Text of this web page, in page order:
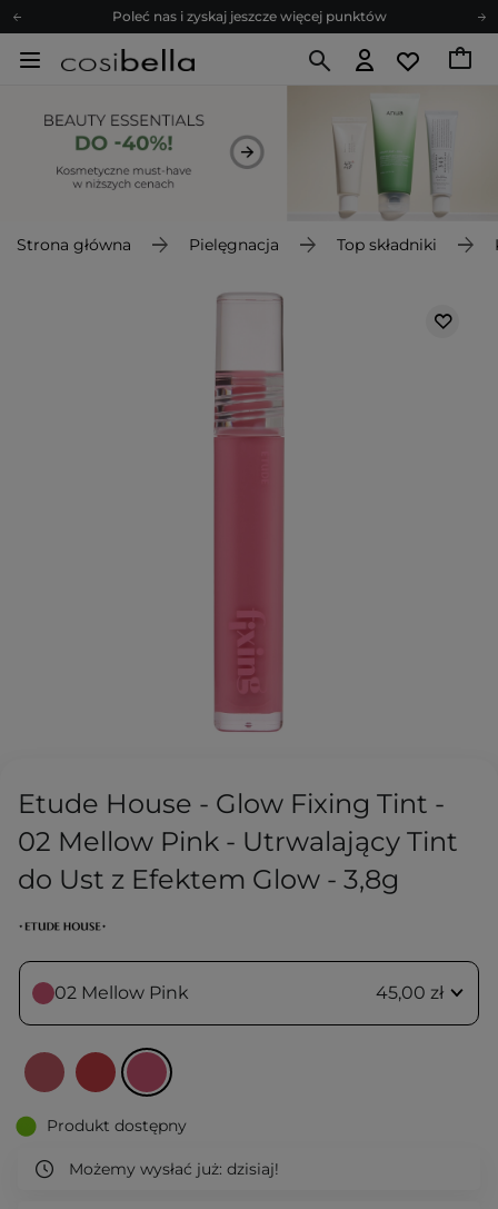
Poleć nas i zyskaj jeszcze więcej punktów
Zapisz się na newsletter pełen porad
Z nami to możliwe! Realizacja zamówienia do 24h.
Poleć nas i zyskaj jeszcze więcej punktów
Zapisz się na newsletter pełen porad
Strona główna Pielęgnacja Top składniki
Etude House - Glow Fixing Tint -
02 Mellow Pink - Utrwalający Tint
do Ust z Efektem Glow - 3,8g
02 Mellow Pink 45,00 zł
Produkt dostępny
Możemy wysłać już: dzisiaj!